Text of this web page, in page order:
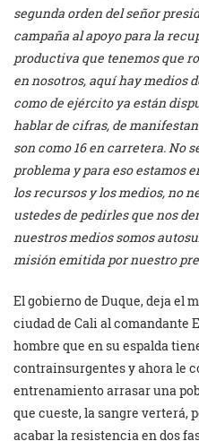
segunda orden del señor
campaña al apoyo para la
productiva que tenemos que
en nosotros, aquí hay medios
como de ejército ya están
hablar de cifras, de
son como 16 en carretera. No
problema y para eso estamos
los recursos y los medios, no
ustedes de pedirles que nos
nuestros medios somos
misión emitida por nuestro
El gobierno de Duque, deja el
ciudad de Cali al comandante
hombre que en su espalda
contrainsurgentes y ahora le
entrenamiento arrasar una
que cueste, la sangre verterá,
acabar la resistencia en dos